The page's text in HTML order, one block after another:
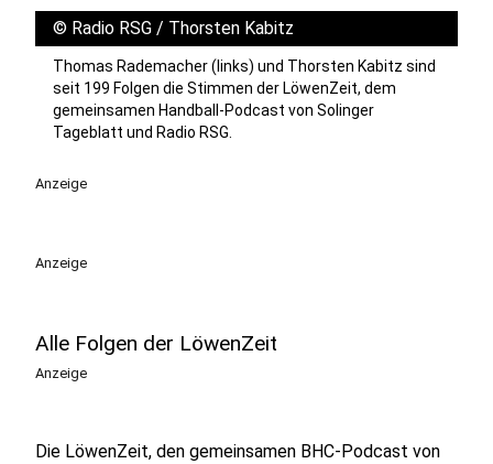
© Radio RSG / Thorsten Kabitz
Thomas Rademacher (links) und Thorsten Kabitz sind
seit 199 Folgen die Stimmen der LöwenZeit, dem
gemeinsamen Handball-Podcast von Solinger
Tageblatt und Radio RSG.
Anzeige
Anzeige
Alle Folgen der LöwenZeit
Anzeige
Die LöwenZeit, den gemeinsamen BHC-Podcast von